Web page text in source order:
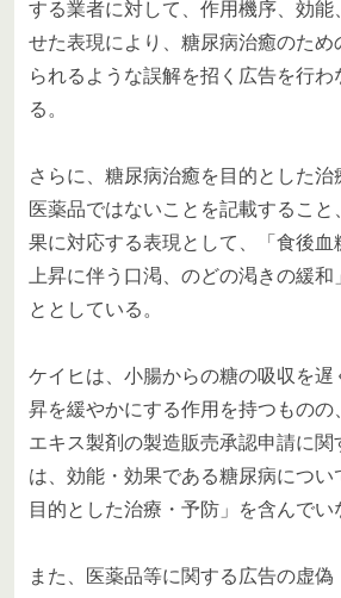
する業者に対して、作用機序、効能
せた表現により、糖尿病治癒のため
られるような誤解を招く広告を行わ
る。
さらに、糖尿病治癒を目的とした治
医薬品ではないことを記載するこ
果に対応する表現として、「食後血
上昇に伴う口渇、のどの渇きの緩
ととしている。
ケイヒは、小腸からの糖の吸収を遅
昇を緩やかにする作用を持つものの
エキス製剤の製造販売承認申請に
は、効能・効果である糖尿病につい
目的とした治療・予防」を含んでい
また、医薬品等に関する広告の虚偽